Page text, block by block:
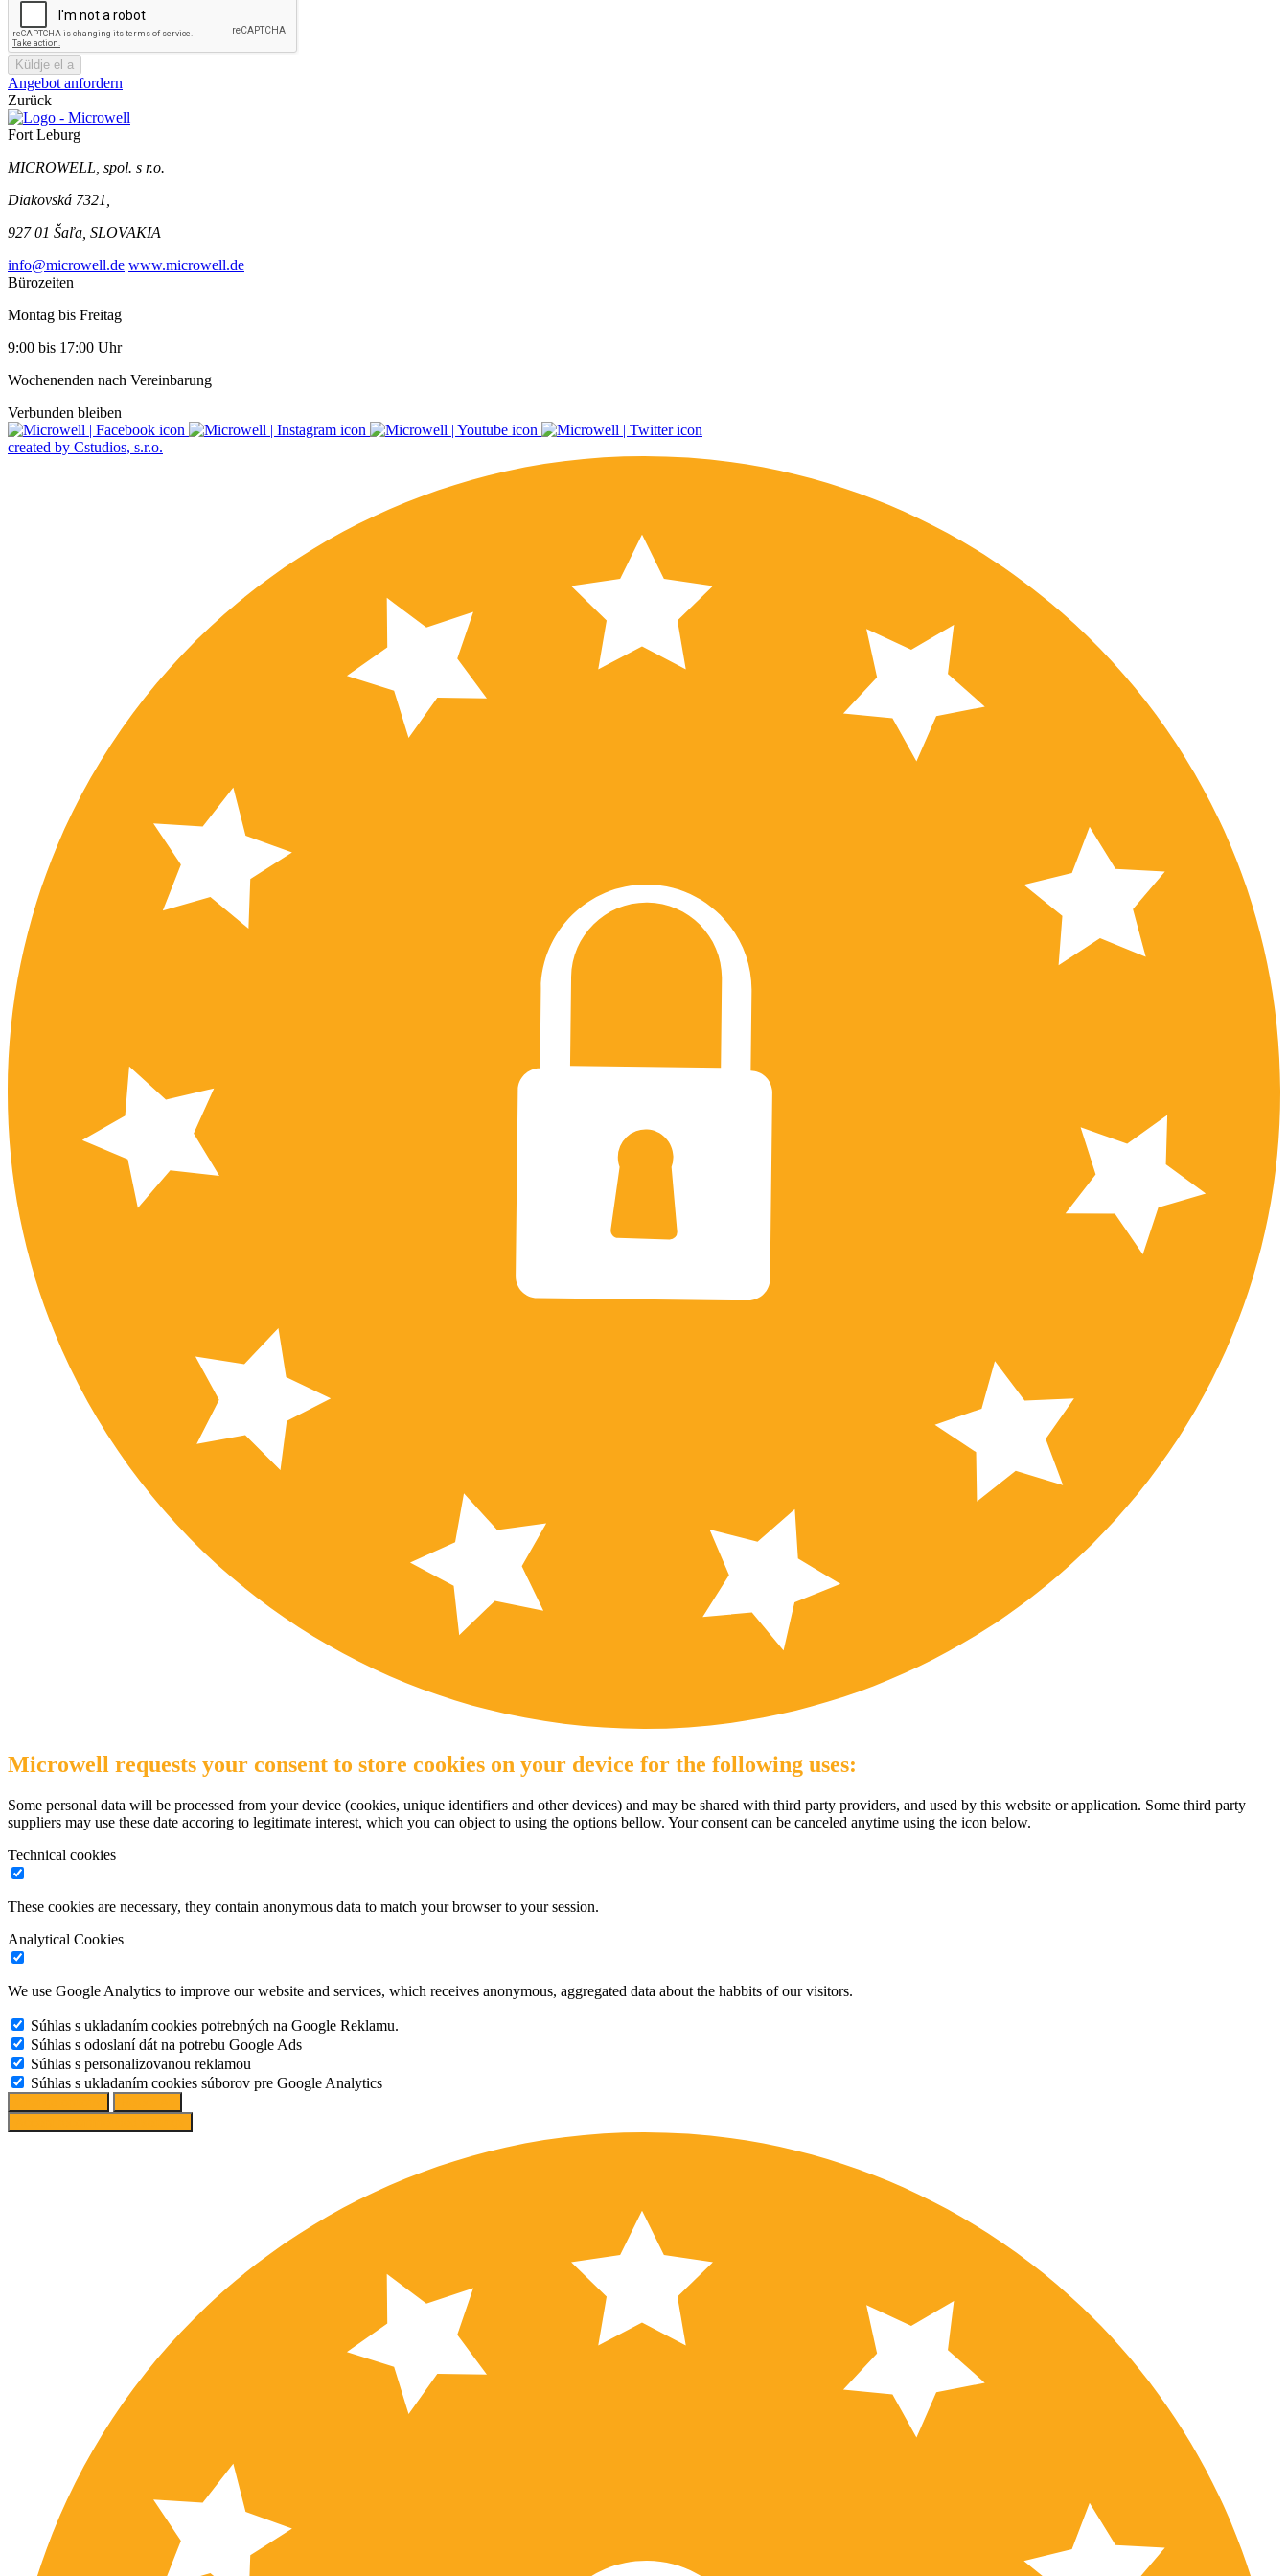
Küldje el a
Angebot anfordern
Zurück
Fort Leburg
MICROWELL, spol. s r.o.
Diakovská 7321,
927 01 Šaľa, SLOVAKIA
info@microwell.de www.microwell.de
Bürozeiten
Montag bis Freitag
9:00 bis 17:00 Uhr
Wochenenden nach Vereinbarung
Verbunden bleiben
created by Cstudios, s.r.o.
Microwell requests your consent to store cookies on your device for the following uses:
Some personal data will be processed from your device (cookies, unique identifiers and other devices) and may be shared with third party providers, and used by this website or application. Some third party
suppliers may use these date accoring to legitimate interest, which you can object to using the options bellow. Your consent can be canceled anytime using the icon below.
Technical cookies
These cookies are necessary, they contain anonymous data to match your browser to your session.
Analytical Cookies
We use Google Analytics to improve our website and services, which receives anonymous, aggregated data about the habbits of our visitors.
Súhlas s ukladaním cookies potrebných na Google Reklamu.
Súhlas s odoslaní dát na potrebu Google Ads
Súhlas s personalizovanou reklamou
Súhlas s ukladaním cookies súborov pre Google Analytics